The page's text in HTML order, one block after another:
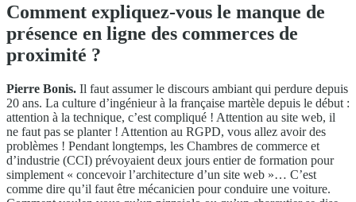
Comment expliquez-vous le manque de
présence en ligne des commerces de
proximité ?
Pierre Bonis. Il faut assumer le discours ambiant qui perdure depuis
20 ans. La culture d’ingénieur à la française martèle depuis le début :
attention à la technique, c’est compliqué ! Attention au site web, il
ne faut pas se planter ! Attention au RGPD, vous allez avoir des
problèmes ! Pendant longtemps, les Chambres de commerce et
d’industrie (CCI) prévoyaient deux jours entier de formation pour
simplement « concevoir l’architecture d’un site web »… C’est
comme dire qu’il faut être mécanicien pour conduire une voiture.